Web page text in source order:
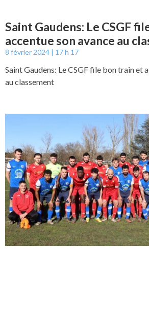
Saint Gaudens: Le CSGF
accentue son avance au
8 février 2024 17 h 17
Saint Gaudens: Le CSGF file bon train et
au classement